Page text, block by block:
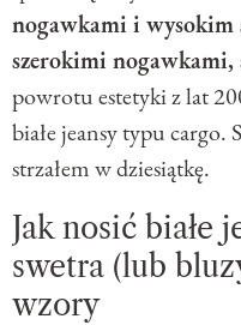
nogawkami i wysokim
szerokimi nogawkami,
powrotu estetyki z lat
białe jeansy typu cargo.
strzałem w dziesiątkę.
Jak nosić białe
swetra (lub
wzory